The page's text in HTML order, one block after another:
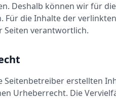
Deshalb können wir für
Für die Inhalte der
Seiten verantwortlich.
Seitenbetreiber erstellten
Urheberrecht. Die